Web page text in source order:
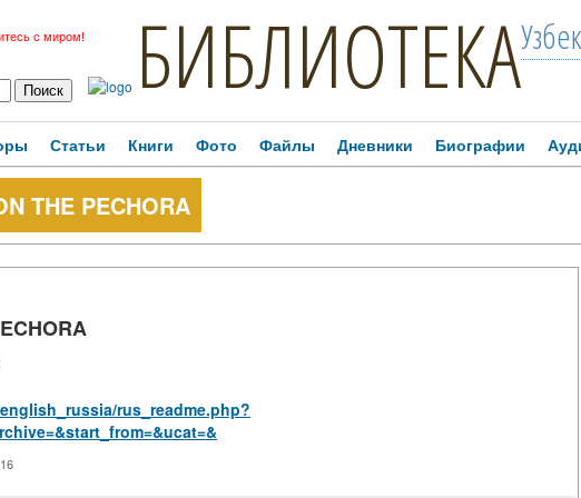
с миром! БИБЛИОТЕКА
Статьи Книги Фото Файлы Дневники Биографии
THE PECHORA
rus_readme.php?